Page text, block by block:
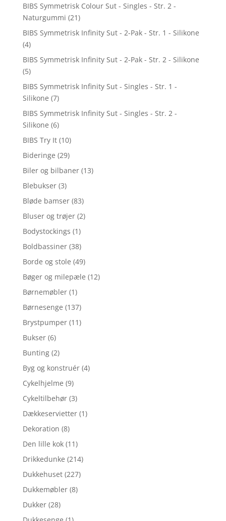
BIBS Symmetrisk Colour Sut - Singles - Str. 2 -
Naturgummi (21)
BIBS Symmetrisk Infinity Sut - 2-Pak - Str. 1 - Silikone
(4)
BIBS Symmetrisk Infinity Sut - 2-Pak - Str. 2 - Silikone
(5)
BIBS Symmetrisk Infinity Sut - Singles - Str. 1 -
Silikone (7)
BIBS Symmetrisk Infinity Sut - Singles - Str. 2 -
Silikone (6)
BIBS Try It (10)
Bideringe (29)
Biler og bilbaner (13)
Blebukser (3)
Bløde bamser (83)
Bluser og trøjer (2)
Bodystockings (1)
Boldbassiner (38)
Borde og stole (49)
Bøger og milepæle (12)
Børnemøbler (1)
Børnesenge (137)
Brystpumper (11)
Bukser (6)
Bunting (2)
Byg og konstruér (4)
Cykelhjelme (9)
Cykeltilbehør (3)
Dækkeservietter (1)
Dekoration (8)
Den lille kok (11)
Drikkedunke (214)
Dukkehuset (227)
Dukkemøbler (8)
Dukker (28)